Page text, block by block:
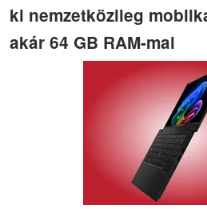
ki nemzetközileg
akár 64 GB RAM-mal